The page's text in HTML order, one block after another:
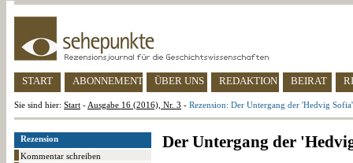
START ABONNEMENT ÜBER UNS REDAKTION BEIRAT
Sie sind hier: Start - Ausgabe 16 (2016), Nr. 3 - Rezension: Der Untergang der 'Hedvig Sofia'
Rezension
Kommentar schreiben
Der Untergang der